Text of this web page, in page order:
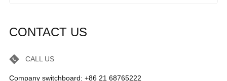
CONTACT US
CALL US
Company switchboard: +86 21 68765222